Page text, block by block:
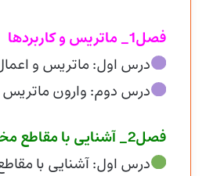
فصل1_ ماتریس و کاربردها
درس اول: ماتریس و
درس دوم: وارون ماتریس
فصل2_ آشنایی با مقاطع مخروطی
درس اول: آشنایی با